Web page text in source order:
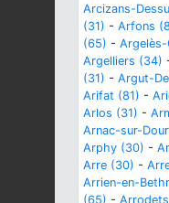
Arcizans-
(31) - Arfons
(65) -
Argelliers (34)
(31) - Argut-
Arifat (81) -
Arlos (31) -
Arnac-sur-
Arphy (30) -
Arre (30) -
Arrien-en-
(65) -